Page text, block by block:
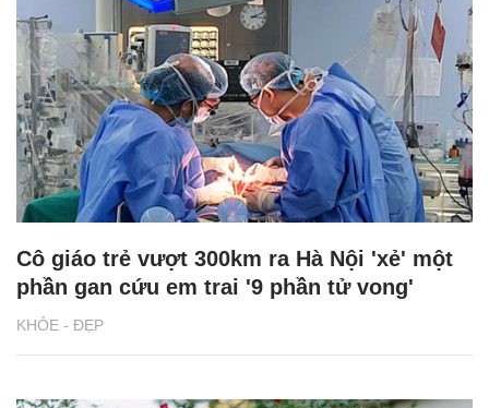
KHỎE - ĐẸP
Cô giáo trẻ vượt 300km ra Hà Nội 'xẻ' một
phần gan cứu em trai '9 phần tử vong'